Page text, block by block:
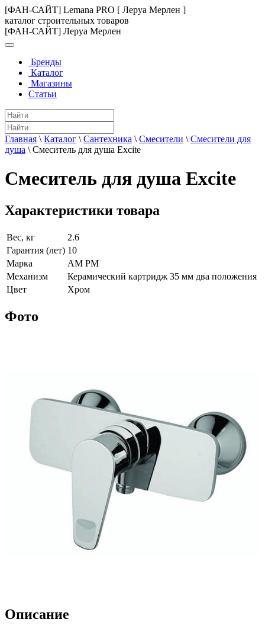
[ФАН-САЙТ] Lemana PRO [ Леруа Мерлен ]
каталог строительных товаров
[ФАН-САЙТ] Леруа Мерлен
Бренды
Каталог
Магазины
Статьи
Главная \ Каталог \ Сантехника \ Смесители \ Смесители для
душа \ Смеситель для душа Excite
Смеситель для душа Excite
Характеристики товара
Вес, кг
2.6
Гарантия (лет) 10
Марка
AM PM
Механизм
Керамический картридж 35 мм два положения
Цвет
Хром
Фото
Описание